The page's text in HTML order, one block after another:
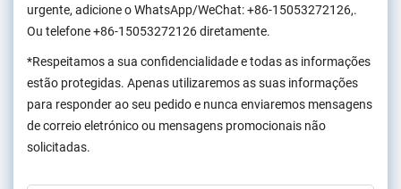
urgente, adicione o WhatsApp/WeChat:+86-15053272126,.
Ou telefone+86-15053272126diretamente.
*Respeitamos a sua confidencialidade e todas as informações
estão protegidas. Apenas utilizaremos as suas informações
para responder ao seu pedido e nunca enviaremos mensagens
de correio eletrónico ou mensagens promocionais não
solicitadas.